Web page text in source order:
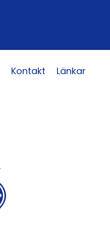
Kontakt Länkar